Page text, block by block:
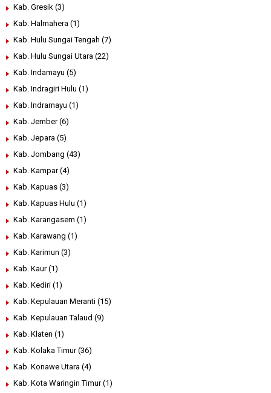
Kab. Gresik (3)
Kab. Halmahera (1)
Kab. Hulu Sungai Tengah (7)
Kab. Hulu Sungai Utara (22)
Kab. Indamayu (5)
Kab. Indragiri Hulu (1)
Kab. Indramayu (1)
Kab. Jember (6)
Kab. Jepara (5)
Kab. Jombang (43)
Kab. Kampar (4)
Kab. Kapuas (3)
Kab. Kapuas Hulu (1)
Kab. Karangasem (1)
Kab. Karawang (1)
Kab. Karimun (3)
Kab. Kaur (1)
Kab. Kediri (1)
Kab. Kepulauan Meranti (15)
Kab. Kepulauan Talaud (9)
Kab. Klaten (1)
Kab. Kolaka Timur (36)
Kab. Konawe Utara (4)
Kab. Kota Waringin Timur (1)